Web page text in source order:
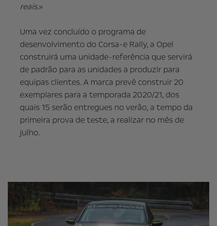
reais.»
Uma vez concluído o programa de
desenvolvimento do Corsa-e Rally, a Opel
construirá uma unidade-referência que servirá
de padrão para as unidades a produzir para
equipas clientes. A marca prevê construir 20
exemplares para a temporada 2020/21, dos
quais 15 serão entregues no verão, a tempo da
primeira prova de teste, a realizar no mês de
julho.